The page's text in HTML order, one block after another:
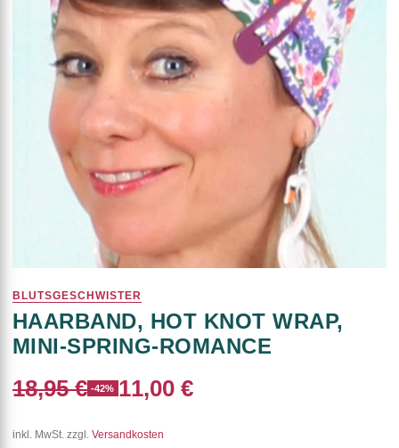
BLUTSGESCHWISTER
HAARBAND, HOT KNOT WRAP,
MINI-SPRING-ROMANCE
18,95 € -42% 11,00 €
inkl. MwSt. zzgl. Versandkosten